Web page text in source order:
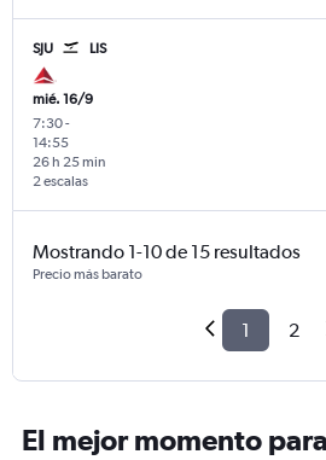
SJU LIS
mié. 16/9
7:30-
14:55
2 escalas
26 h 25 min
Mostrando 1-10 de 15 resultados
Precio más barato
1 2
El mejor momento